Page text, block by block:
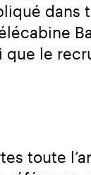
dans
que le
toute